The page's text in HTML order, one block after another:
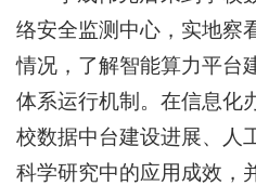
络安全监测中心，实地察
情况，了解智能算力平台
体系运行机制。在信息化
校数据中台建设进展、人
科学研究中的应用成效，